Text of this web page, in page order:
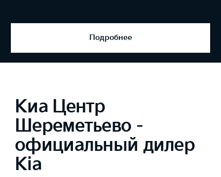
Подробнее
Киа Центр
Шереметьево -
официальный дилер
Kia